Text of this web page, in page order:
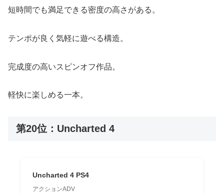
短時間でも満足できる密度の高さがある。
テンポが良く気軽に遊べる構造。
完成度の高いスピンオフ作品。
軽快に楽しめる一本。
第20位：Uncharted 4
Uncharted 4 PS4
アクションADV